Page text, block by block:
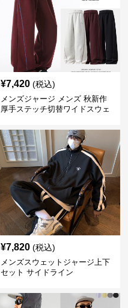
¥7,420 (税込)
メンズジャージ メンズ 秋新作
厚手ステッチ切替ワイドスウェ
¥7,820 (税込)
メンズスウェットジャージ上下
セット サイドライン